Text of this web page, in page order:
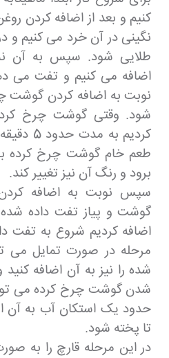
کنیم و بعد از اضافه کردن
نگینی در آن خرد می کنیم و
طلایی شود. سپس به آن
اضافه می کنیم و تفت می
نوبت به اضافه کردن گوشت
شود. وقتی گوشت چرخ کرده
کردیم
طعم خام گوشت چرخ کرده به
برود و رنگ آن نیز تغییر کند.
سپس نوبت به اضافه
گوشت و پیاز تفت داده
اضافه کردیم شروع به تفت
مرحله در صورت تمایل می
شده را نیز به آن اضافه
شدن گوشت چرخ کرده می
حدود یک استکان آب به آن
تا پخته شود.
در این مرحله قارچ را به